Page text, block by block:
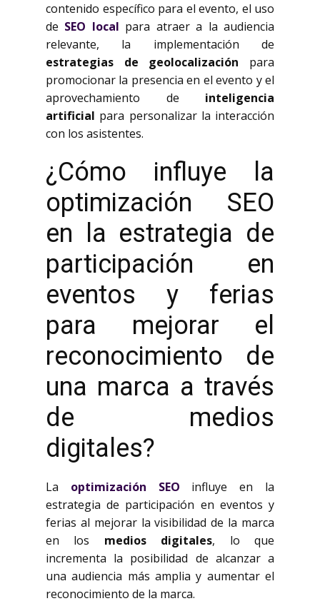
contenido específico para el evento, el uso
de SEO local para atraer a la audiencia
relevante, la implementación de
estrategias de geolocalización para
promocionar la presencia en el evento y el
aprovechamiento de inteligencia
artificial para personalizar la interacción
con los asistentes.
¿Cómo influye la
optimización SEO
en la estrategia de
participación en
eventos y ferias
para mejorar el
reconocimiento de
una marca a través
de medios
digitales?
La optimización SEO influye en la
estrategia de participación en eventos y
ferias al mejorar la visibilidad de la marca
en los medios digitales, lo que
incrementa la posibilidad de alcanzar a
una audiencia más amplia y aumentar el
reconocimiento de la marca.